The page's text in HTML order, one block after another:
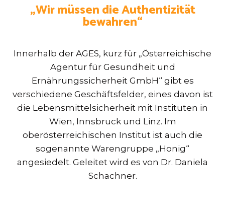
„Wir müssen die Authentizität
bewahren“
Innerhalb der AGES, kurz für „Österreichische
Agentur für Gesundheit und
Ernährungssicherheit GmbH“ gibt es
verschiedene Geschäftsfelder, eines davon ist
die Lebensmittelsicherheit mit Instituten in
Wien, Innsbruck und Linz. Im
oberösterreichischen Institut ist auch die
sogenannte Warengruppe „Honig“
angesiedelt. Geleitet wird es von Dr. Daniela
Schachner.